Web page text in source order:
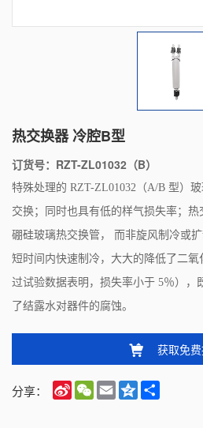
热交换器 冷腔B型
订货号：RZT-ZL01032（B）
特殊处理的 RZT-ZL01032（A/B 型）
交换；同时也具有低的样气损失率；
硼硅玻璃热交换管， 而非旋风制冷或
短时间内快速制冷，大大的降低了二
过试验数据表明，损失率小于 5％），
了结露水对器件的腐蚀。
获取免
分享： Sina
Weibo
WeChat
EmailQzone